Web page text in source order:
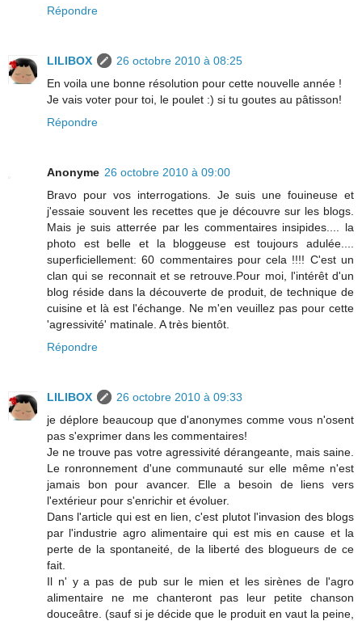
Répondre
LILIBOX
26 octobre 2010 à 08:25
En voila une bonne résolution pour cette nouvelle année !
Je vais voter pour toi, le poulet :) si tu goutes au pâtisson!
Répondre
Anonyme 26 octobre 2010 à 09:00
Bravo pour vos interrogations. Je suis une fouineuse et
j'essaie souvent les recettes que je découvre sur les blogs.
Mais je suis atterrée par les commentaires insipides.... la
photo est belle et la bloggeuse est toujours adulée....
superficiellement: 60 commentaires pour cela !!!! C'est un
clan qui se reconnait et se retrouve.Pour moi, l'intérêt d'un
blog réside dans la découverte de produit, de technique de
cuisine et là est l'échange. Ne m'en veuillez pas pour cette
'agressivité' matinale. A très bientôt.
Répondre
LILIBOX
26 octobre 2010 à 09:33
je déplore beaucoup que d'anonymes comme vous n'osent
pas s'exprimer dans les commentaires!
Je ne trouve pas votre agressivité dérangeante, mais saine.
Le ronronnement d'une communauté sur elle même n'est
jamais bon pour avancer. Elle a besoin de liens vers
l'extérieur pour s'enrichir et évoluer.
Dans l'article qui est en lien, c'est plutot l'invasion des blogs
par l'industrie agro alimentaire qui est mis en cause et la
perte de la spontaneité, de la liberté des blogueurs de ce
fait.
Il n' y a pas de pub sur le mien et les sirènes de l'agro
alimentaire ne me chanteront pas leur petite chanson
douceâtre. (sauf si je décide que le produit en vaut la peine,